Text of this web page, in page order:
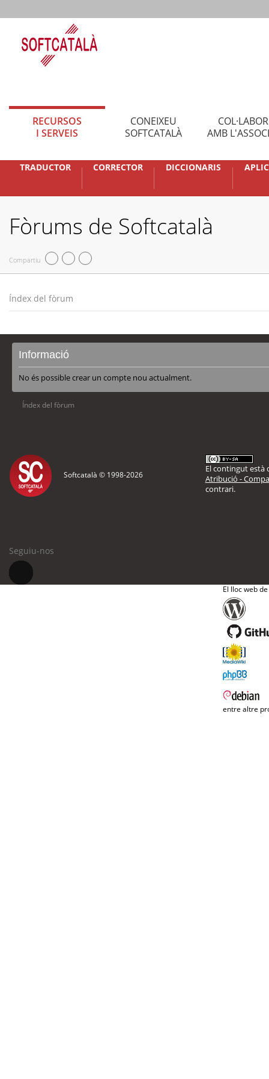
RECURSOS
I SERVEIS
CONEIXEU
SOFTCATALÀ
AMB
TRADUCTOR CORRECTOR DICCIONARIS
Fòrums de Softcatalà
Compartiu
Índex del fòrum
Informació
No és possible crear un compte nou actualment.
Índex del fòrum
Softcatalà © 1998-2026
El contingut està
Atribució -
contrari.
Seguiu-nos
El lloc web
entre altre